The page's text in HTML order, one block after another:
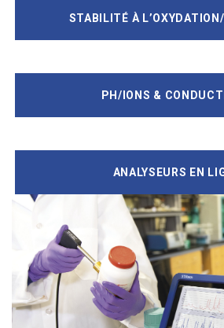
STABILITÉ À
PH/IONS &
ANALYSEURS EN